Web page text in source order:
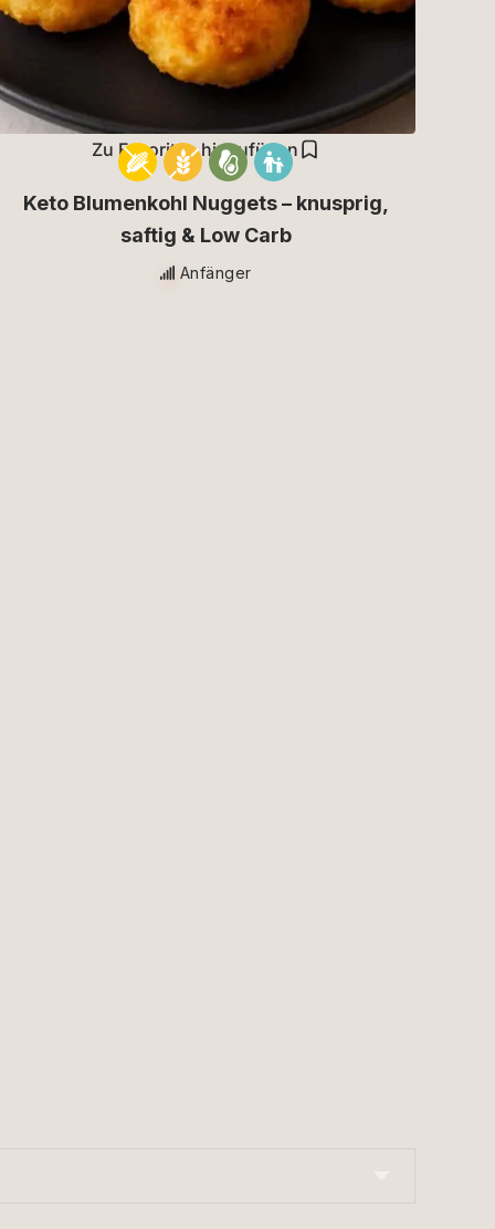
Zu Favoriten hinzufügen
Keto Blumenkohl Nuggets – knusprig,
saftig & Low Carb
Anfänger